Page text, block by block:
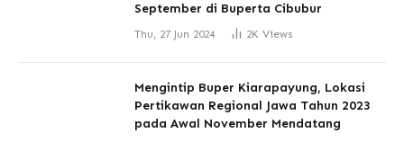
September di Buperta Cibubur
Thu, 27 Jun 2024 2K Views
Mengintip Buper Kiarapayung, Lokasi
Pertikawan Regional Jawa Tahun 2023
pada Awal November Mendatang